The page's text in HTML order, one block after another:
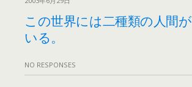
この世界には二種類の人間が
いる。
NO RESPONSES